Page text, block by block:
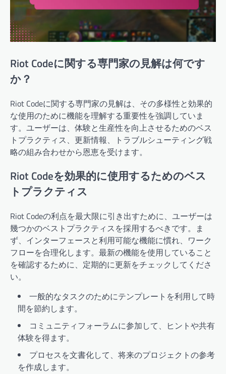
Riot Codeに関する専門家の見解は何です
か？
Riot Codeに関する専門家の見解は、その多様性と効果的
な使用のために機能を理解する重要性を強調していま
す。ユーザーは、体験と生産性を向上させるためのベス
トプラクティス、更新情報、トラブルシューティング戦
略の組み合わせから恩恵を受けます。
Riot Codeを効果的に使用するためのベス
トプラクティス
Riot Codeの利点を最大限に引き出すために、ユーザーは
幾つかのベストプラクティスを採用するべきです。ま
ず、インターフェースと利用可能な機能に慣れ、ワーク
フローを合理化します。最新の機能を使用していること
を確認するために、定期的に更新をチェックしてくださ
い。
一般的なタスクのためにテンプレートを利用して時
間を節約します。
コミュニティフォーラムに参加して、ヒントや共有
体験を得ます。
プロセスを文書化して、将来のプロジェクトの参考
を作成します。